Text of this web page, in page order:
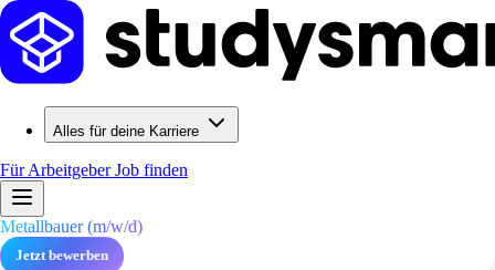
Alles für deine Karriere
Für ArbeitgeberJob finden
Metallbauer (m/w/d)
Jetzt bewerben